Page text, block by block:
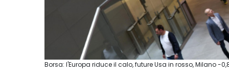
Borsa: l'Europa riduce il calo, future Usa in rosso, Milano -